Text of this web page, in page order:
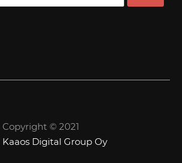
Copyright © 2021
Kaaos Digital Group Oy